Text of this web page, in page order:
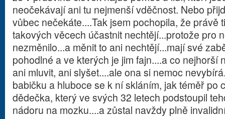
neočekávají ani tu nejmenší vděčnost. Nebo
vůbec nečekáte....Tak jsem pochopila, že právě
takových věcech účastnit nechtějí...protože pro
nezměnilo...a měnit to ani nechtějí...mají své
pohodlné a ve kterých je jim fajn....a co nejhorší
ani mluvit, ani slyšet....ale ona si nemoc
babičku a hluboce se k ní skláním, jak téměř po
dědečka, který ve svých 32 letech podstoupil
nádoru na mozku....a zůstal navždy plně